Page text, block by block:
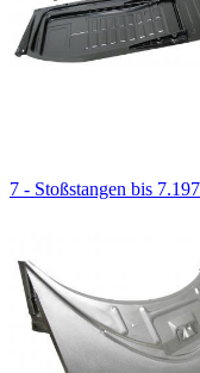
7 - Stoßstangen bis